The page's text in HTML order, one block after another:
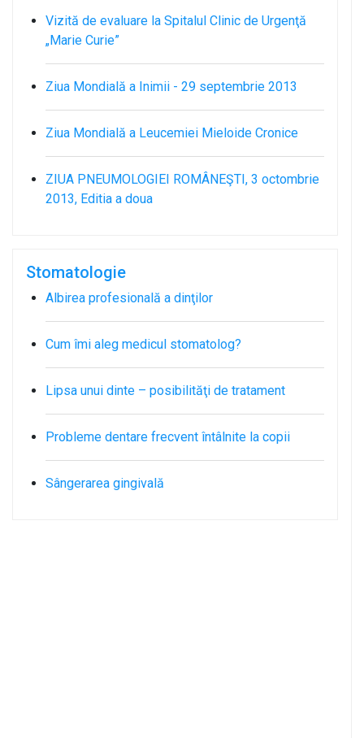
Vizită de evaluare la Spitalul Clinic de Urgenţă
„Marie Curie”
Ziua Mondială a Inimii - 29 septembrie 2013
Ziua Mondială a Leucemiei Mieloide Cronice
ZIUA PNEUMOLOGIEI ROMÂNEŞTI, 3 octombrie
2013, Editia a doua
Stomatologie
Albirea profesională a dinţilor
Cum îmi aleg medicul stomatolog?
Lipsa unui dinte – posibilităţi de tratament
Probleme dentare frecvent întâlnite la copii
Sângerarea gingivală